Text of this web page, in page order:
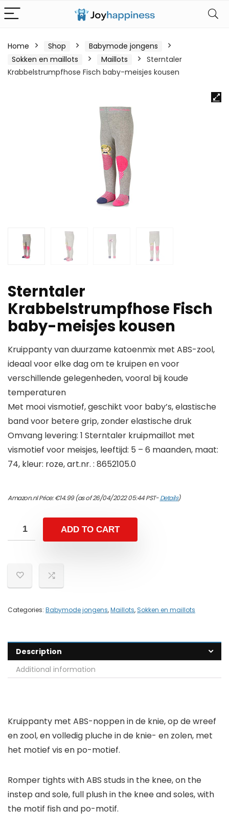
Home Shop
Babymode jongens
Sokken en maillots
Maillots
Sterntaler
Krabbelstrumpfhose Fisch baby-meisjes kousen
Sterntaler
Krabbelstrumpfhose Fisch
baby-meisjes kousen
Kruippanty van duurzame katoenmix met ABS-zool,
ideaal voor elke dag om te kruipen en voor
verschillende gelegenheden, vooral bij koude
temperaturen
Met mooi vismotief, geschikt voor baby’s, elastische
band voor betere grip, zonder elastische druk
Omvang levering: 1 Sterntaler kruipmaillot met
vismotief voor meisjes, leeftijd: 5 – 6 maanden, maat:
74, kleur: roze, art.nr. : 8652105.0
Amazon.nl Price:€14.99(as of 26/04/2022 05:44 PST-Details)
ADD TO CART
Categories: Babymode jongens,Maillots, Sokken en maillots
Description
Additional information
Kruippanty met ABS-noppen in de knie, op de wreef
en zool, en volledig pluche in de knie- en zolen, met
het motief vis en po-motief.
Romper tights with ABS studs in the knee, on the
instep and sole, full plush in the knee and soles, with
the motif fish and po-motif.